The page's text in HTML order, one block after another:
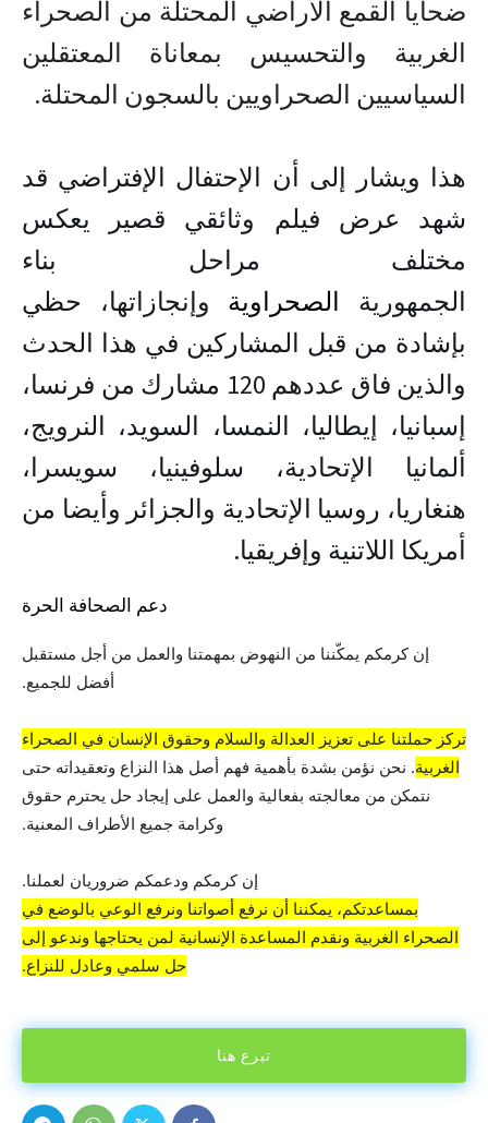
ضحايا القمع الأراضي المحتلة من الصحراء
الغربية والتحسيس بمعاناة المعتقلين
السياسيين الصحراويين بالسجون المحتلة.
هذا ويشار إلى أن الإحتفال الإفتراضي قد
شهد عرض فيلم وثائقي قصير يعكس
مختلف مراحل بناء
الجمهورية الصحراوية وإنجازاتها، حظي
بإشادة من قبل المشاركين في هذا الحدث
والذين فاق عددهم 120 مشارك من فرنسا،
إسبانيا، إيطاليا، النمسا، السويد، النرويج،
ألمانيا الإتحادية، سلوفينيا، سويسرا،
هنغاريا، روسيا الإتحادية والجزائر وأيضا من
أمريكا اللاتنية وإفريقيا.
دعم الصحافة الحرة
إن كرمكم يمكّننا من النهوض بمهمتنا والعمل من أجل مستقبل
أفضل للجميع.
تركز حملتنا على تعزيز العدالة والسلام وحقوق الإنسان في الصحراء
الغربية. نحن نؤمن بشدة بأهمية فهم أصل هذا النزاع وتعقيداته حتى
نتمكن من معالجته بفعالية والعمل على إيجاد حل يحترم حقوق
وكرامة جميع الأطراف المعنية.
إن كرمكم ودعمكم ضروريان لعملنا.
بمساعدتكم، يمكننا أن نرفع أصواتنا ونرفع الوعي بالوضع في
الصحراء الغربية ونقدم المساعدة الإنسانية لمن يحتاجها وندعو إلى
حل سلمي وعادل للنزاع.
تبرع هنا